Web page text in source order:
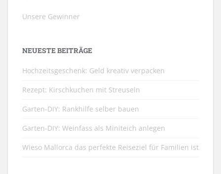
Unsere Gewinner
NEUESTE BEITRÄGE
Hochzeitsgeschenk: Geld kreativ verpacken
Rezept: Kirschkuchen mit Streuseln
Garten-DIY: Rankhilfe selber bauen
Garten-DIY: Weinfass als Miniteich anlegen
Wieso Mallorca das perfekte Reiseziel für Familien ist